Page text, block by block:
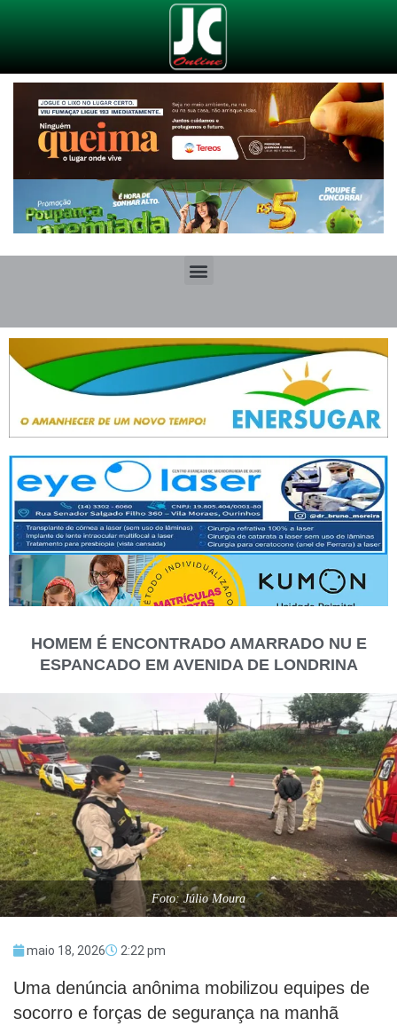
HOMEM É ENCONTRADO AMARRADO NU E
ESPANCADO EM AVENIDA DE LONDRINA
Foto: Júlio Moura
maio 18, 2026 2:22 pm
Uma denúncia anônima mobilizou equipes de
socorro e forças de segurança na manhã